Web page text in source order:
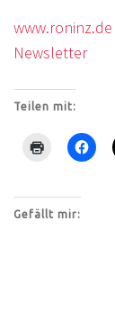
www.roninz.de
Newsletter
Teilen mit:
Gefällt mir: